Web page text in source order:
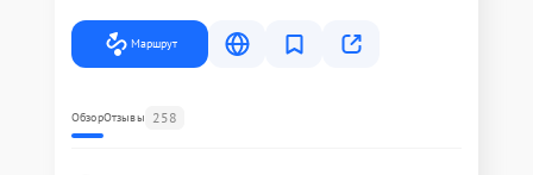
Маршрут
ОбзорОтзывы 258